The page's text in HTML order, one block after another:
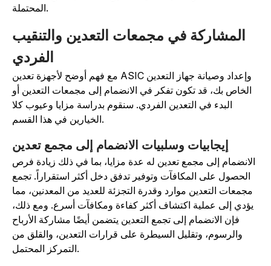
المشاركة في مجمعات التعدين والتنقيب
الفردي
مع فهم أوضح لأجهزة تعدين ASIC وإعداد وصيانة جهاز التعدين
الخاص بك، قد تكون تفكر في الانضمام إلى مجمعات التعدين أو
البدء في التعدين الفردي. سنقوم بدراسة مزايا وعيوب كلا
إيجابيات وسلبيات الانضمام إلى مجمع تعدين
الانضمام إلى مجمع تعدين له عدة مزايا، بما في ذلك زيادة فرص
الحصول على المكافآت وتوفير تدفق دخل أكثر استقراراً. تجمع
مجمعات التعدين موارد وقدرة التجزئة للعديد من المعدنين، مما
يؤدي إلى عملية اكتشاف أكثر كفاءة ومكافآت أسرع. ومع ذلك،
فإن الانضمام إلى تجمع التعدين يتضمن أيضًا مشاركة الأرباح
والرسوم، وتقليل السيطرة على قرارات التعدين، والقلق من